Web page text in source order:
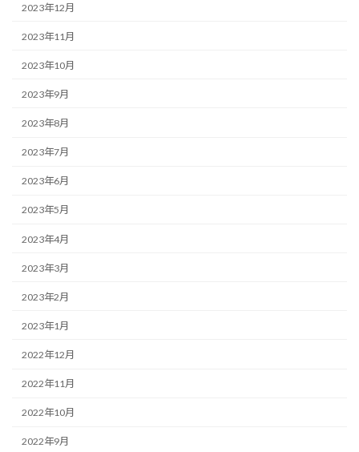
2023年12月
2023年11月
2023年10月
2023年9月
2023年8月
2023年7月
2023年6月
2023年5月
2023年4月
2023年3月
2023年2月
2023年1月
2022年12月
2022年11月
2022年10月
2022年9月